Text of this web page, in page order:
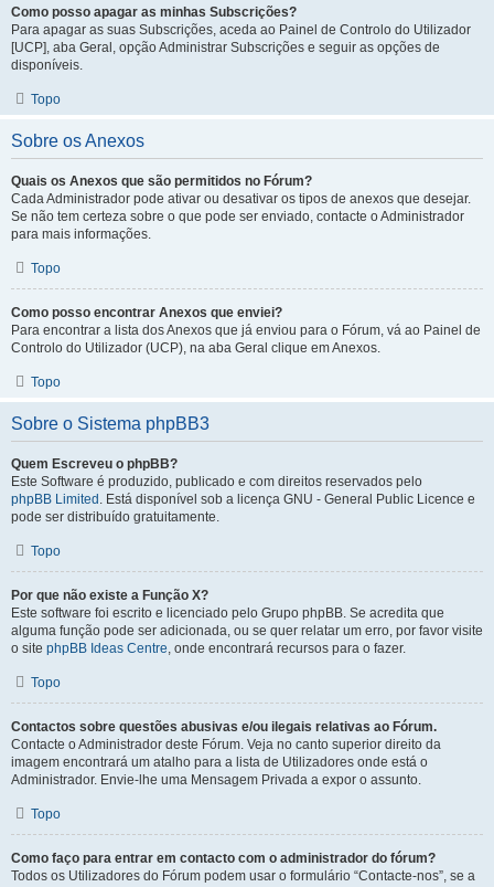
Como posso apagar as minhas Subscrições?
Para apagar as suas Subscrições, aceda ao Painel de Controlo do Utilizador
[UCP], aba Geral, opção Administrar Subscrições e seguir as opções de
disponíveis.
Topo
Sobre os Anexos
Quais os Anexos que são permitidos no Fórum?
Cada Administrador pode ativar ou desativar os tipos de anexos que desejar.
Se não tem certeza sobre o que pode ser enviado, contacte o Administrador
para mais informações.
Topo
Como posso encontrar Anexos que enviei?
Para encontrar a lista dos Anexos que já enviou para o Fórum, vá ao Painel de
Controlo do Utilizador (UCP), na aba Geral clique em Anexos.
Topo
Sobre o Sistema phpBB3
Quem Escreveu o phpBB?
Este Software é produzido, publicado e com direitos reservados pelo
phpBB Limited . Está disponível sob a licença GNU - General Public Licence e
pode ser distribuído gratuitamente.
Topo
Por que não existe a Função X?
Este software foi escrito e licenciado pelo Grupo phpBB. Se acredita que
alguma função pode ser adicionada, ou se quer relatar um erro, por favor visite
o site phpBB Ideas Centre, onde encontrará recursos para o fazer.
Topo
Contactos sobre questões abusivas e/ou ilegais relativas ao Fórum.
Contacte o Administrador deste Fórum. Veja no canto superior direito da
imagem encontrará um atalho para a lista de Utilizadores onde está o
Administrador. Envie-lhe uma Mensagem Privada a expor o assunto.
Topo
Como faço para entrar em contacto com o administrador do fórum?
Todos os Utilizadores do Fórum podem usar o formulário “Contacte-nos”, se a